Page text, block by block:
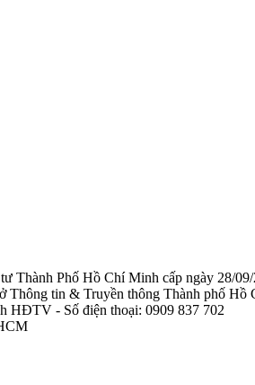
Thành Phố Hồ Chí Minh cấp ngày 28/
tin & Truyền thông Thành phố Hồ
HĐTV - Số điện thoại: 0909 837 702